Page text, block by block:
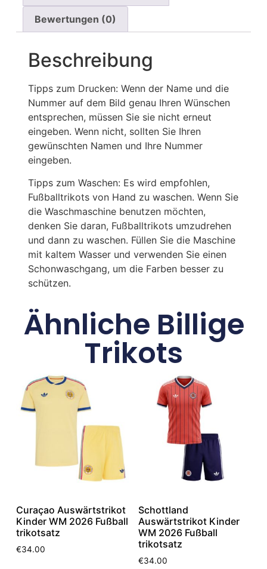
Bewertungen (0)
Beschreibung
Tipps zum Drucken: Wenn der Name und die
Nummer auf dem Bild genau Ihren Wünschen
entsprechen, müssen Sie sie nicht erneut
eingeben. Wenn nicht, sollten Sie Ihren
gewünschten Namen und Ihre Nummer
eingeben.
Tipps zum Waschen: Es wird empfohlen,
Fußballtrikots von Hand zu waschen. Wenn Sie
die Waschmaschine benutzen möchten,
denken Sie daran, Fußballtrikots umzudrehen
und dann zu waschen. Füllen Sie die Maschine
mit kaltem Wasser und verwenden Sie einen
Schonwaschgang, um die Farben besser zu
schützen.
Ähnliche Billige
Trikots
Curaçao Auswärtstrikot
Kinder WM 2026 Fußball
trikotsatz
€34.00
Schottland
Auswärtstrikot Kinder
WM 2026 Fußball
trikotsatz
€34.00